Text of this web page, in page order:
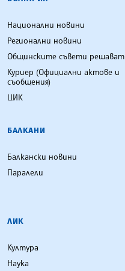
Национални новини
Регионални новини
Общинските съвети решават
Куриер (Официални актове и
съобщения)
ЦИК
БАЛКАНИ
Балкански новини
Паралели
ЛИК
Култура
Наука